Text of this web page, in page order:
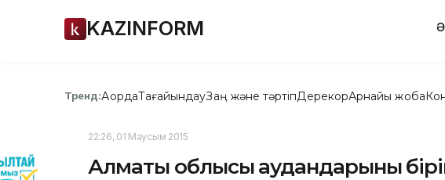
KAZINFORM
Тренд:АқордаТағайындауЗаң және тәртіпДерекқорАрнайы жоба
22:26, 01 Маусым 2015
Алматы облысы аудандарының